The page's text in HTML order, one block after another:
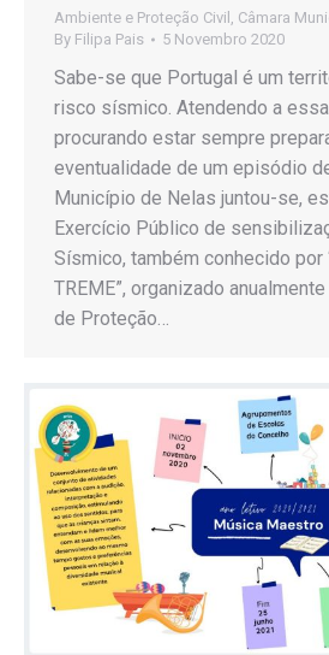
Ambiente e Proteção Civil , Câmara
By Filipa Pais 5 Novembro 2020
Sabe-se que Portugal é um
risco sísmico. Atendendo a
procurando estar sempre
eventualidade de um episódio
Município de Nelas juntou-se,
Exercício Público de
Sísmico, também conhecido por
TREME”, organizado
de Proteção…